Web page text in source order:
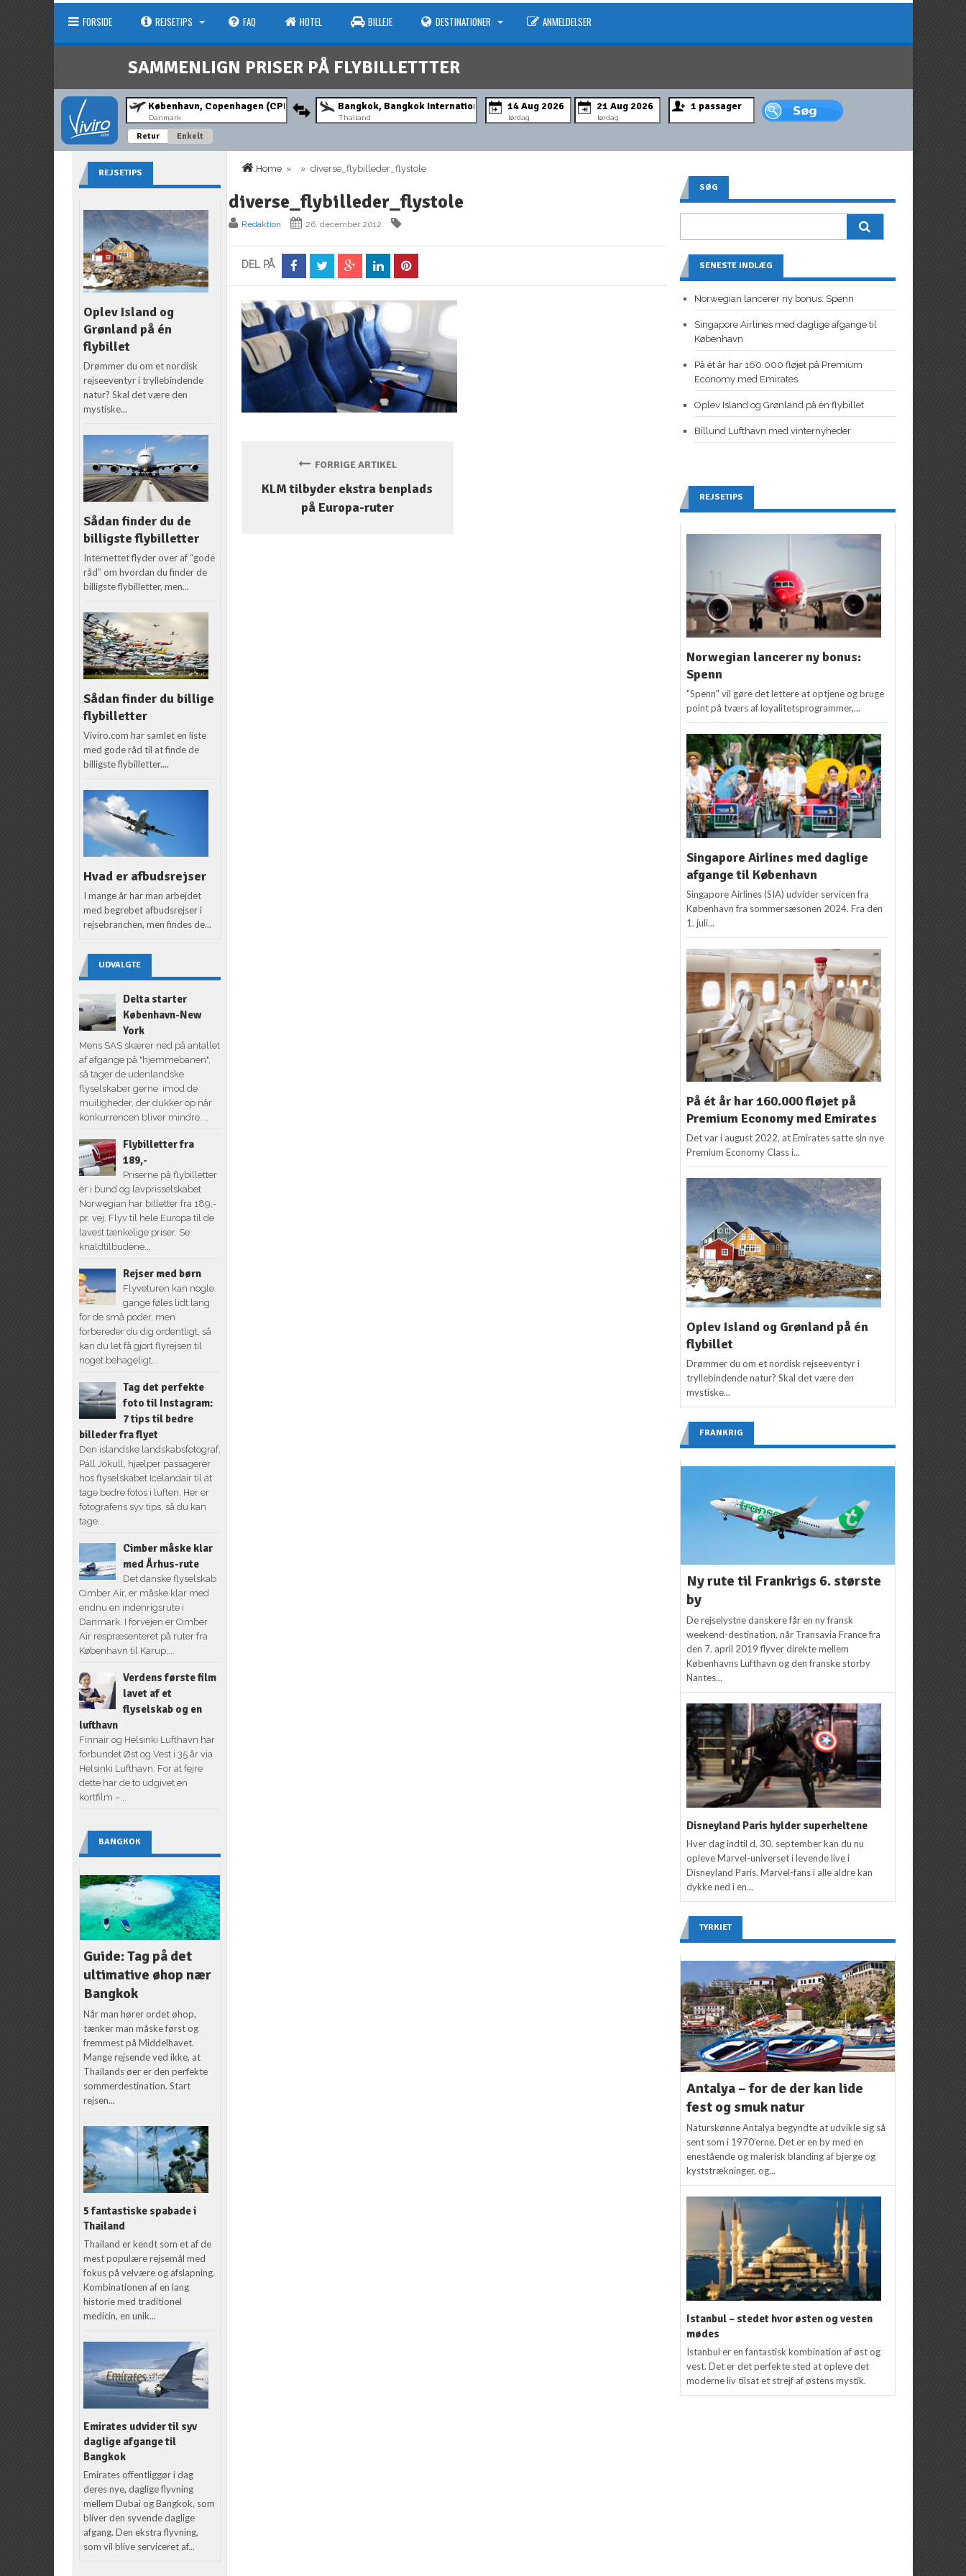
FORSIDE REJSETIPS FAQ HOTEL BILLEJE DESTINATIONER ANMELDELSER
SAMMENLIGN PRISER PÅ FLYBILLETTTER
Danmark Thailand lørdag lørdag
Retur Enkelt
Home » » diverse_flybilleder_flystole
diverse_flybilleder_flystole
Redaktion 26. december 2012
DEL PÅ
FORRIGE ARTIKEL
KLM tilbyder ekstra benplads
på Europa-ruter
REJSETIPS
Oplev Island og
Grønland på én
flybillet
Drømmer du om et nordisk
rejseeventyr i tryllebindende
natur? Skal det være den
mystiske...
Sådan finder du de
billigste flybilletter
Internettet flyder over af “gode
råd” om hvordan du finder de
billigste flybilletter, men...
Sådan finder du billige
flybilletter
Viviro.com har samlet en liste
med gode råd til at finde de
billigste flybilletter....
Hvad er afbudsrejser
I mange år har man arbejdet
med begrebet afbudsrejser i
rejsebranchen, men findes de...
UDVALGTE
Delta starter
København-New
York
Mens SAS skærer ned på antallet
af afgange på "hjemmebanen",
så tager de udenlandske
flyselskaber gerne imod de
muiligheder, der dukker op når
konkurrencen bliver mindre....
Flybilletter fra
189,-
Priserne på flybilletter
er i bund og lavprisselskabet
Norwegian har billetter fra 189,-
pr. vej. Flyv til hele Europa til de
lavest tænkelige priser. Se
knaldtilbudene...
Rejser med børn
Flyveturen kan nogle
gange føles lidt lang
for de små poder, men
forbereder du dig ordentligt, så
kan du let få gjort flyrejsen til
noget behageligt...
Tag det perfekte
foto til Instagram:
7 tips til bedre
billeder fra flyet
Den islandske landskabsfotograf,
Páll Jökull, hjælper passagerer
hos flyselskabet Icelandair til at
tage bedre fotos i luften. Her er
fotografens syv tips, så du kan
tage...
Cimber måske klar
med Århus-rute
Det danske flyselskab
Cimber Air, er måske klar med
endnu en indenrigsrute i
Danmark. I forvejen er Cimber
Air respræsenteret på ruter fra
København til Karup,...
Verdens første film
lavet af et
flyselskab og en
lufthavn
Finnair og Helsinki Lufthavn har
forbundet Øst og Vest i 35 år via
Helsinki Lufthavn. For at fejre
dette har de to udgivet en
kortfilm –...
BANGKOK
Guide: Tag på det
ultimative øhop nær
Bangkok
Når man hører ordet øhop,
tænker man måske først og
fremmest på Middelhavet.
Mange rejsende ved ikke, at
Thailands øer er den perfekte
sommerdestination. Start
rejsen...
5 fantastiske spabade i
Thailand
Thailand er kendt som et af de
mest populære rejsemål med
fokus på velvære og afslapning.
Kombinationen af en lang
historie med traditionel
medicin, en unik...
Emirates udvider til syv
daglige afgange til
Bangkok
Emirates offentliggør i dag
deres nye, daglige flyvning
mellem Dubai og Bangkok, som
bliver den syvende daglige
afgang. Den ekstra flyvning,
som vil blive serviceret af...
SØG
SENESTE INDLÆG
Norwegian lancerer ny bonus: Spenn
Singapore Airlines med daglige afgange til
København
På ét år har 160.000 fløjet på Premium
Economy med Emirates
Oplev Island og Grønland på én flybillet
Billund Lufthavn med vinternyheder
REJSETIPS
Norwegian lancerer ny bonus:
Spenn
"Spenn" vil gøre det lettere at optjene og bruge
point på tværs af loyalitetsprogrammer,...
Singapore Airlines med daglige
afgange til København
Singapore Airlines (SIA) udvider servicen fra
København fra sommersæsonen 2024. Fra den
1. juli...
På ét år har 160.000 fløjet på
Premium Economy med Emirates
Det var i august 2022, at Emirates satte sin nye
Premium Economy Class i...
Oplev Island og Grønland på én
flybillet
Drømmer du om et nordisk rejseeventyr i
tryllebindende natur? Skal det være den
mystiske...
FRANKRIG
Ny rute til Frankrigs 6. største
by
De rejselystne danskere får en ny fransk
weekend-destination, når Transavia France fra
den 7. april 2019 flyver direkte mellem
Københavns Lufthavn og den franske storby
Nantes...
Disneyland Paris hylder superheltene
Hver dag indtil d. 30. september kan du nu
opleve Marvel-universet i levende live i
Disneyland Paris. Marvel-fans i alle aldre kan
dykke ned i en...
TYRKIET
Antalya – for de der kan lide
fest og smuk natur
Naturskønne Antalya begyndte at udvikle sig så
sent som i 1970’erne. Det er en by med en
enestående og malerisk blanding af bjerge og
kyststrækninger, og...
Istanbul – stedet hvor østen og vesten
mødes
Istanbul er en fantastisk kombination af øst og
vest. Det er det perfekte sted at opleve det
moderne liv tilsat et strejf af østens mystik.